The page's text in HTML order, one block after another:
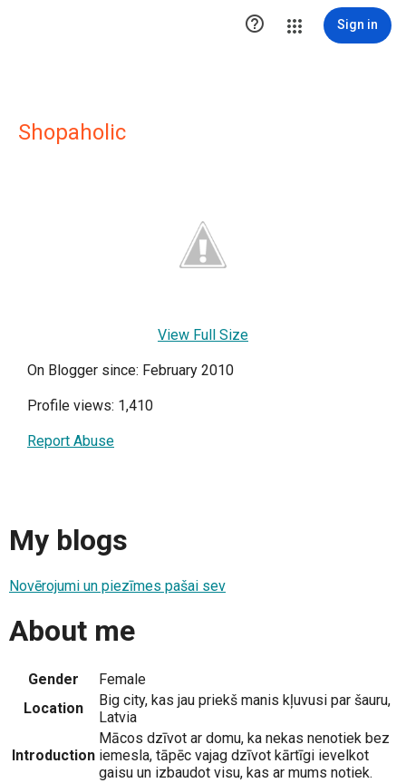
 Sign in
Shopaholic
View Full Size
On Blogger since: February 2010
Profile views: 1,410
Report Abuse
My blogs
Novērojumi un piezīmes pašai sev
About me
Gender
Female
Location
Big city, kas jau priekš manis kļuvusi par šauru,
Latvia
Introduction
Mācos dzīvot ar domu, ka nekas nenotiek bez
iemesla, tāpēc vajag dzīvot kārtīgi ievelkot
gaisu un izbaudot visu, kas ar mums notiek.